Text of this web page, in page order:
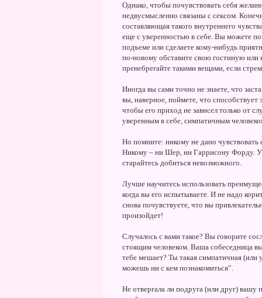
Однако, чтобы почувствовать себя
недвусмысленно связаны с сексом.
составляющая такого внутреннего
еще с уверенностью в себе. Вы можете
подъеме или сделаете кому-нибудь
по-новому обставите свою гостиную
пренебрегайте такими вещами, если
Иногда вы сами точно не знаете, что
вы, наверное, поймете, что
чтобы его приход не зависел только от
уверенным в себе, симпатичным
Но помните: никому не дано
Никому – ни Шер, ни Гаррисону Форду.
старайтесь добиться невозможного.
Лучше научитесь использовать
когда вы его испытываете. И не надо
снова почувствуете, что вы
произойдет!
Случалось с вами такое? Вы говорите
стоящим человеком. Ваша собеседница
тебе мешает? Ты такая симпатичная (или
можешь ни с кем познакомиться”.
Не отвергала ли подруга (или друг) вашу